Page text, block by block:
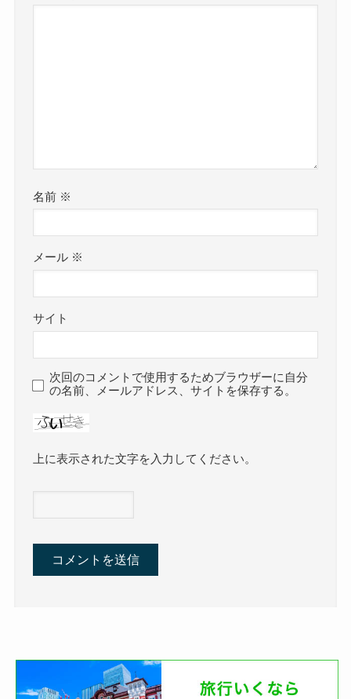
名前 ※
メール ※
サイト
次回のコメントで使用するためブラウザーに自分
の名前、メールアドレス、サイトを保存する。
上に表示された文字を入力してください。